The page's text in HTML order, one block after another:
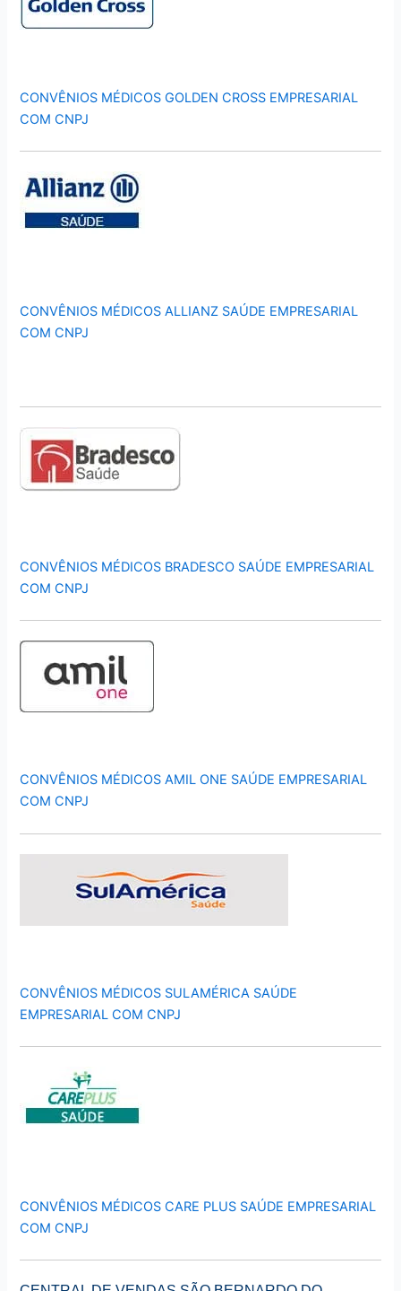
CONVÊNIOS MÉDICOS GOLDEN CROSS EMPRESARIAL
COM CNPJ
CONVÊNIOS MÉDICOS ALLIANZ SAÚDE EMPRESARIAL
COM CNPJ
CONVÊNIOS MÉDICOS BRADESCO SAÚDE EMPRESARIAL
COM CNPJ
CONVÊNIOS MÉDICOS AMIL ONE SAÚDE EMPRESARIAL
COM CNPJ
CONVÊNIOS MÉDICOS SULAMÉRICA SAÚDE
EMPRESARIAL COM CNPJ
CONVÊNIOS MÉDICOS CARE PLUS SAÚDE EMPRESARIAL
COM CNPJ